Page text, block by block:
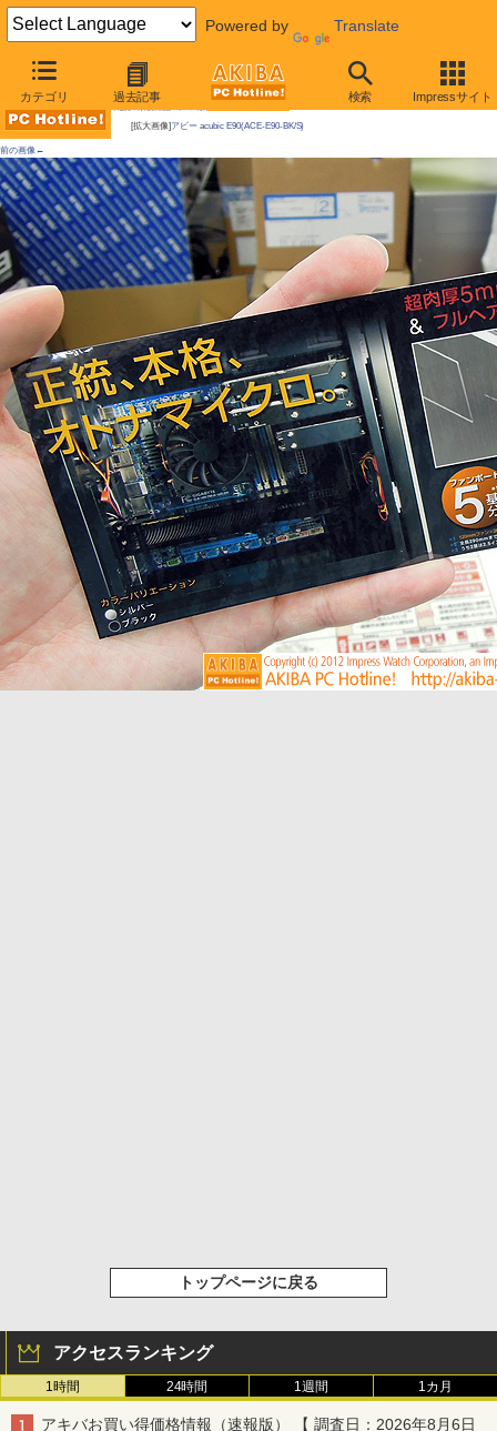
Powered by Translate
カテゴリ 過去記事 検索 Impressサイト
AKIBA PC Hotline!
[拡大画像] アビー acubic E90(ACE-E90-BK/S)
前の画像←
トップページに戻る
アクセスランキング
1時間 24時間 1週間 1カ月
アキバお買い得価格情報（速報版） 【 調査日：2026年8月6日